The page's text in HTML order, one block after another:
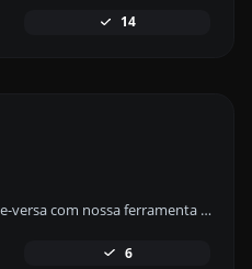
14
Converta texto para octal e vice-versa com nossa ferramenta de conversão octal para uma codificação de dados versátil.
6